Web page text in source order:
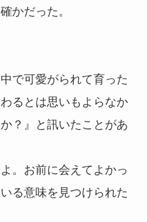
かだった。
で可愛がられて育った
るとは思いもよらなか
？』と訊いたことがあ
。お前に会えてよかっ
る意味を見つけられた